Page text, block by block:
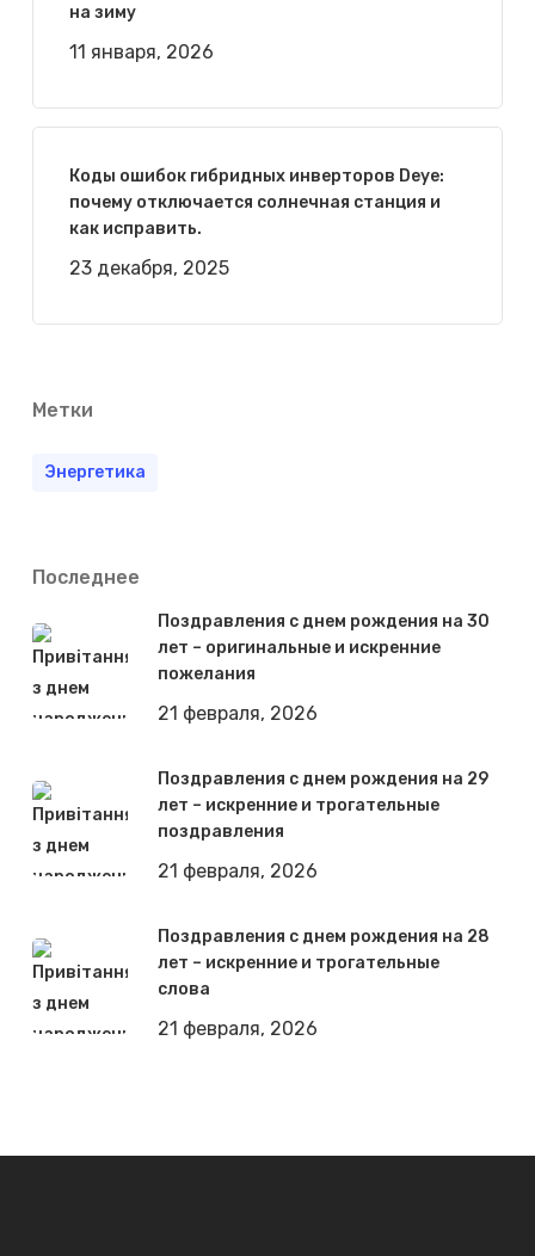
на зиму
11 января, 2026
Коды ошибок гибридных инверторов Deye:
почему отключается солнечная станция и
как исправить.
23 декабря, 2025
Метки
Энергетика
Последнее
Поздравления с днем рождения на 30
лет – оригинальные и искренние
пожелания
21 февраля, 2026
Поздравления с днем рождения на 29
лет – искренние и трогательные
поздравления
21 февраля, 2026
Поздравления с днем рождения на 28
лет – искренние и трогательные
слова
21 февраля, 2026